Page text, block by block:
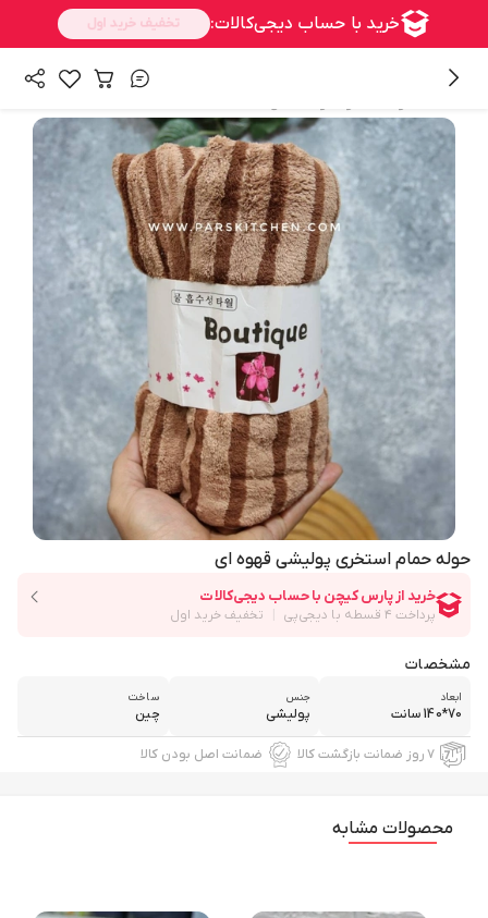
حوله حمام استخری پولیشی قهوه ای
مشخصات
ابعاد
70*140 سانت
جنس
پولیشی
ساخت
چین
۷ روز ضمانت بازگشت کالا ضمانت اصل بودن کالا
محصولات مشابه